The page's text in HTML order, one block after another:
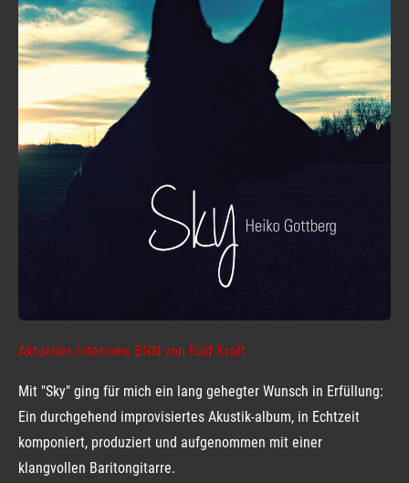
Aktuelles Interview BNN von Ralf Kraft
Mit "Sky" ging für mich ein lang gehegter Wunsch in Erfüllung:
Ein durchgehend improvisiertes Akustik-album, in Echtzeit
komponiert, produziert und aufgenommen mit einer
klangvollen Baritongitarre.